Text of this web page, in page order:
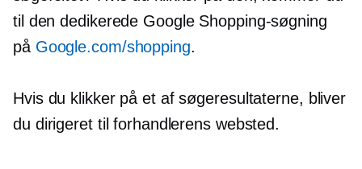
til den dedikerede Google Shopping-søgning
på Google.com/shopping.
Hvis du klikker på et af søgeresultaterne, bliver
du dirigeret til forhandlerens websted.